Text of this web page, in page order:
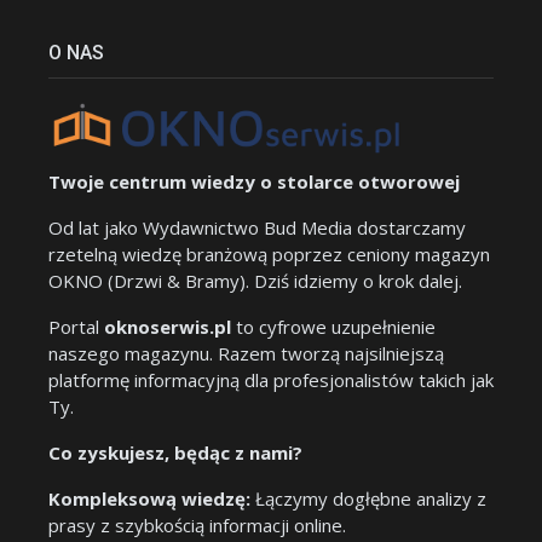
O NAS
Twoje centrum wiedzy o stolarce otworowej
Od lat jako Wydawnictwo Bud Media dostarczamy
rzetelną wiedzę branżową poprzez ceniony magazyn
OKNO (Drzwi & Bramy). Dziś idziemy o krok dalej.
Portal oknoserwis.pl to cyfrowe uzupełnienie
naszego magazynu. Razem tworzą najsilniejszą
platformę informacyjną dla profesjonalistów takich jak
Ty.
Co zyskujesz, będąc z nami?
Kompleksową wiedzę: Łączymy dogłębne analizy z
prasy z szybkością informacji online.